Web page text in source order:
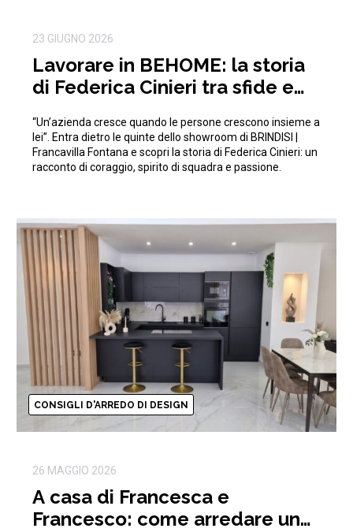
23 GIUGNO 2026
Lavorare in BEHOME: la storia
di Federica Cinieri tra sfide e
“Un’azienda cresce quando le persone crescono insieme a
lei”. Entra dietro le quinte dello showroom di BRINDISI |
Francavilla Fontana e scopri la storia di Federica Cinieri: un
racconto di coraggio, spirito di squadra e passione.
CONSIGLI D'ARREDO DI DESIGN
26 MAGGIO 2026
A casa di Francesca e
Francesco: come arredare un